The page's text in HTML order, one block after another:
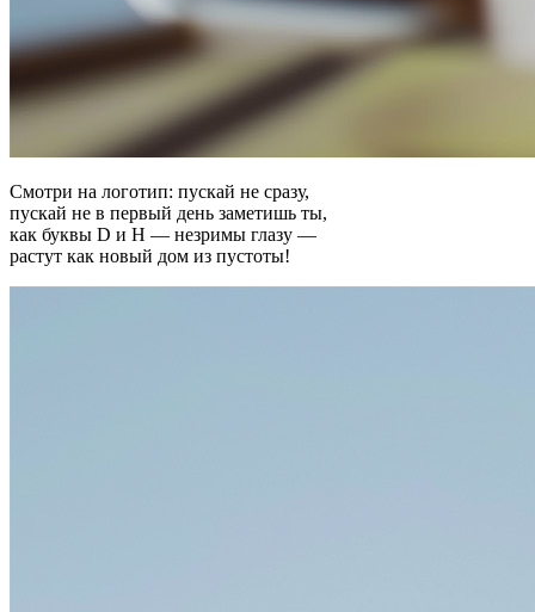
Смотри на логотип: пускай не сразу,
пускай не в первый день заметишь ты,
как буквы D и H — незримы глазу —
растут как новый дом из пустоты!